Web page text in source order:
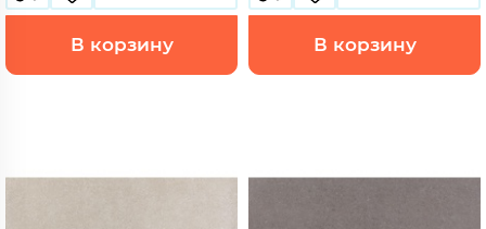
В корзину В корзину